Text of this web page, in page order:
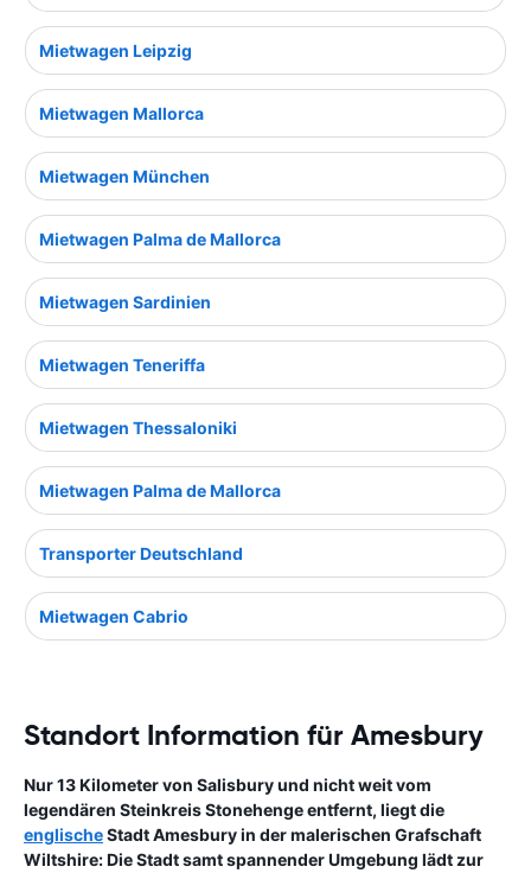
Mietwagen Leipzig
Mietwagen Mallorca
Mietwagen München
Mietwagen Palma de Mallorca
Mietwagen Sardinien
Mietwagen Teneriffa
Mietwagen Thessaloniki
Mietwagen Palma de Mallorca
Transporter Deutschland
Mietwagen Cabrio
Standort Information für Amesbury
Nur 13 Kilometer von Salisbury und nicht weit vom
legendären Steinkreis Stonehenge entfernt, liegt die
englischeStadt Amesbury in der malerischen Grafschaft
Wiltshire: Die Stadt samt spannender Umgebung lädt zur